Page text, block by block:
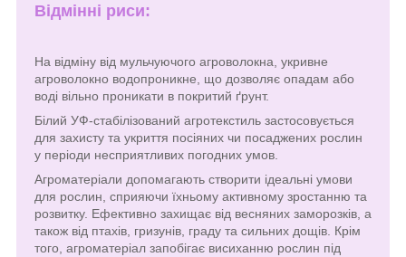
Відмінні риси:
На відміну від мульчуючого агроволокна, укривне
агроволокно водопроникне, що дозволяє опадам або
воді вільно проникати в покритий ґрунт.
Білий УФ-стабілізований агротекстиль застосовується
для захисту та укриття посіяних чи посаджених рослин
у періоди несприятливих погодних умов.
Агроматеріали допомагають створити ідеальні умови
для рослин, сприяючи їхньому активному зростанню та
розвитку. Ефективно захищає від весняних заморозків, а
також від птахів, гризунів, граду та сильних дощів. Крім
того, агроматеріал запобігає висиханню рослин під